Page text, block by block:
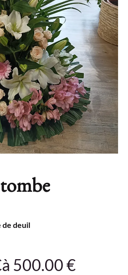
de deuil
à 500.00 €